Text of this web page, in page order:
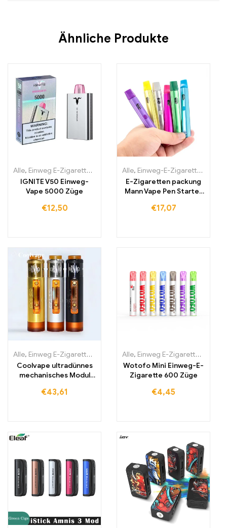
Ähnliche Produkte
Alle, Einweg E-Zigaretten Einweg-E-Zigaretten Irland,Einweg-E-
IGNITE V50 Einweg-
Vape 5000 Züge
€12,50
Alle, Einweg-E-Zigaretten Litauen
E-Zigaretten packung
Mann Vape Pen Starter
€17,07
Alle, Einweg E-Zigaretten Einweg-E-Zigaretten Litauen,Einweg-
Coolvape ultradünnes
mechanisches Modul
€43,61
Alle, Einweg E-Zigaretten
Wotofo Mini Einweg-E-
Zigarette 600 Züge
€4,45